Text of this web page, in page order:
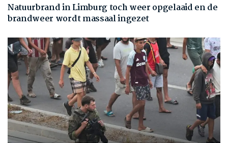
Natuurbrand in Limburg toch weer opgelaaid en de
brandweer wordt massaal ingezet